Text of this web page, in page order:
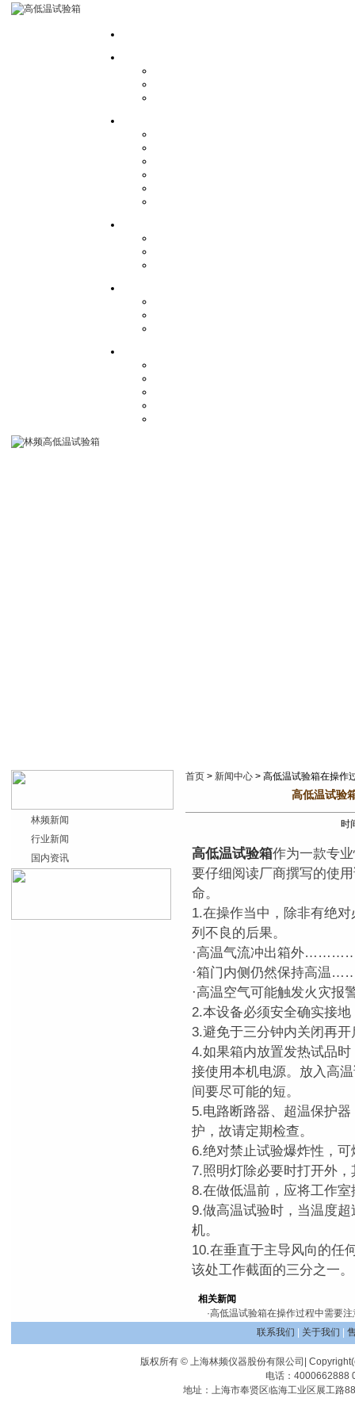
林频新闻
行业新闻
国内资讯
首页 > 新闻中心 > 高低温试验箱在操作
高低温试验
时
高低温试验箱作为一款专
要仔细阅读厂商撰写的使
命。
1.在操作当中，除非有绝
列不良的后果。
·高温气流冲出箱外
·箱门内侧仍然保持高温
·高温空气可能触发火灾报
2.本设备必须安全确实接
3.避免于三分钟内关闭再
4.如果箱内放置发热试品
接使用本机电源。放入高
间要尽可能的短。
5.电路断路器、超温保护
护，故请定期检查。
6.绝对禁止试验爆炸性，
7.照明灯除必要时打开外
8.在做低温前，应将工作
9.做高温试验时，当温度
机。
10.在垂直于主导风向的任
该处工作截面的三分之一。
相关新闻
·高低温试验箱在操作过程中需要注
联系我们
关于我们
版权所有 © 上海林频仪器股份有限公司|
电话：4000662888
地址：上海市奉贤区临海工业区展工路